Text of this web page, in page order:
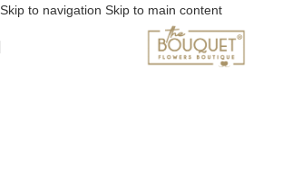
Skip to navigation Skip to main content